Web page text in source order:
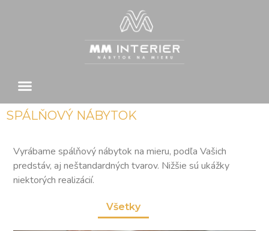
SPÁLŇOVÝ NÁBYTOK
Vyrábame spálňový nábytok na mieru, podľa Vašich
predstáv, aj neštandardných tvarov. Nižšie sú ukážky
niektorých realizácií.
Všetky